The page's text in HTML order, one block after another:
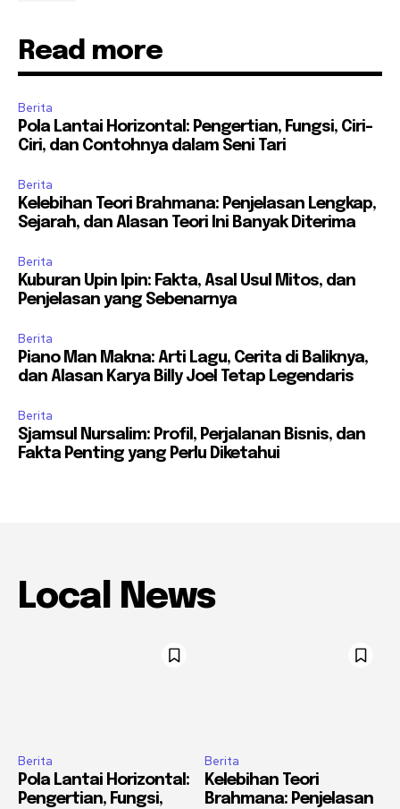
Read more
Berita
Pola Lantai Horizontal: Pengertian, Fungsi, Ciri-
Ciri, dan Contohnya dalam Seni Tari
Berita
Kelebihan Teori Brahmana: Penjelasan Lengkap,
Sejarah, dan Alasan Teori Ini Banyak Diterima
Berita
Kuburan Upin Ipin: Fakta, Asal Usul Mitos, dan
Penjelasan yang Sebenarnya
Berita
Piano Man Makna: Arti Lagu, Cerita di Baliknya,
dan Alasan Karya Billy Joel Tetap Legendaris
Berita
Sjamsul Nursalim: Profil, Perjalanan Bisnis, dan
Fakta Penting yang Perlu Diketahui
Local News
Berita
Pola Lantai Horizontal:
Pengertian, Fungsi,
Berita
Kelebihan Teori
Brahmana: Penjelasan